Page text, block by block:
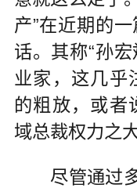
产”在近期的
话。其称“孙
业家，这几乎
的粗放，或者
域总裁权力之
尽管通过